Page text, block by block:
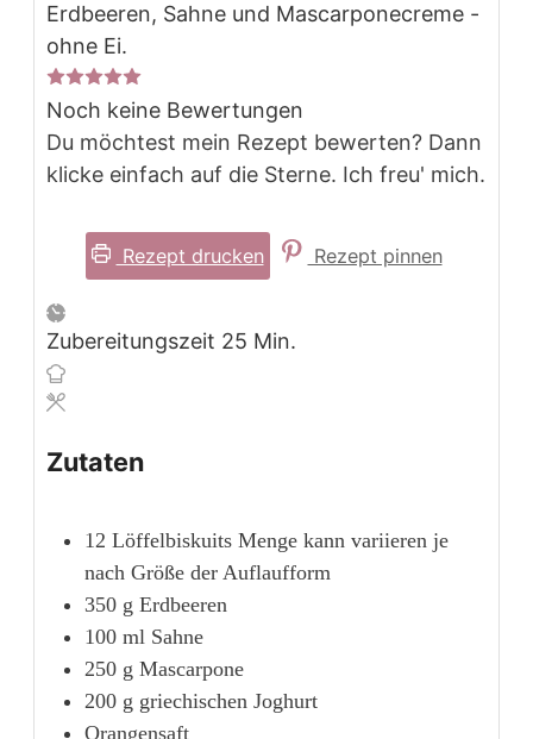
Erdbeeren, Sahne und Mascarponecreme -
ohne Ei.
Noch keine Bewertungen
Du möchtest mein Rezept bewerten? Dann
klicke einfach auf die Sterne. Ich freu' mich.
Rezept drucken Rezept pinnen
Zubereitungszeit 25 Minuten
Min.
Zutaten
12 Löffelbiskuits Menge kann variieren je
nach Größe der Auflaufform
350 g Erdbeeren
100 ml Sahne
250 g Mascarpone
200 g griechischen Joghurt
Orangensaft